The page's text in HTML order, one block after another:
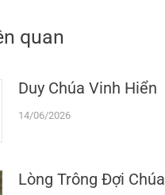
quan
Duy Chúa Vinh Hiển
14/06/2026
Lòng Trông Đợi Chúa